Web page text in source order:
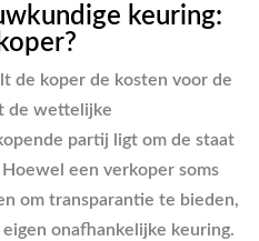
keuring:
de koper de kosten voor de
de wettelijke
partij ligt om de staat
een verkoper soms
om transparantie te bieden,
onafhankelijke keuring.